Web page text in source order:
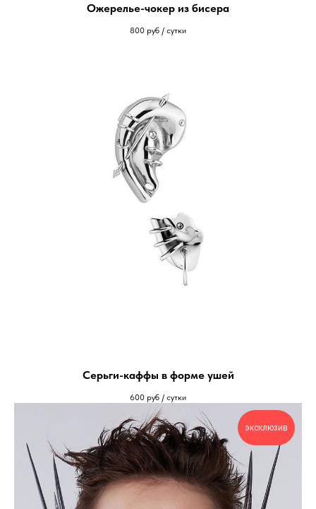
Ожерелье-чокер из бисера
800 руб / сутки
Серьги-каффы в форме ушей
600 руб / сутки
эксклюзив